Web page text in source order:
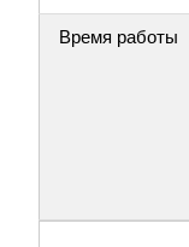
Время работы